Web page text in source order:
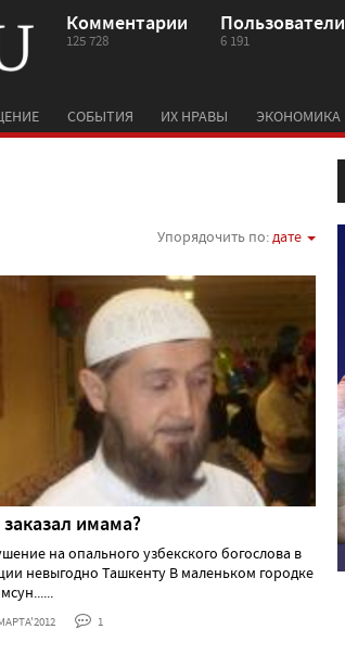
Комментарии
125 728
Пользователи
6 191
СОБЫТИЯ ИХ НРАВЫ ЭКОНОМИКА
Упорядочить по:дате
имама?
на опального узбекского богослова в
невыгодно Ташкенту В маленьком городке
1